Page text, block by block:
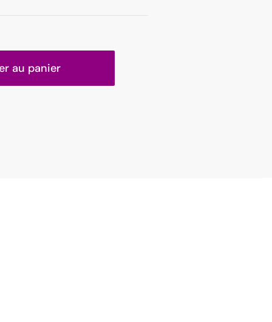
au panier